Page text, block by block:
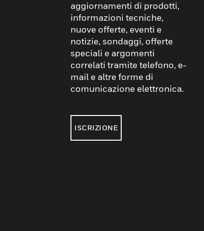
aggiornamenti di prodotti,
informazioni tecniche,
nuove offerte, eventi e
notizie, sondaggi, offerte
speciali e argomenti
correlati tramite telefono, e-
mail e altre forme di
comunicazione elettronica.
ISCRIZIONE